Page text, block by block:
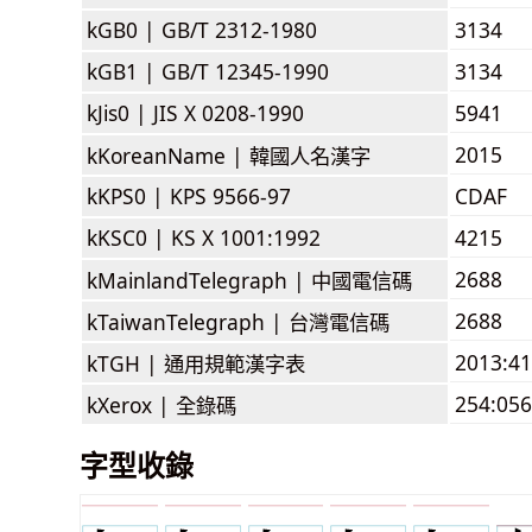
kGB0 | GB/T 2312-1980
3134
kGB1 | GB/T 12345-1990
3134
kJis0 | JIS X 0208-1990
5941
kKoreanName | 韓國人名漢字
2015
kKPS0 | KPS 9566-97
CDAF
kKSC0 | KS X 1001:1992
4215
kMainlandTelegraph | 中國電信碼
2688
kTaiwanTelegraph | 台灣電信碼
2688
kTGH | 通用規範漢字表
kXerox | 全錄碼 254:056
字型收錄